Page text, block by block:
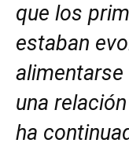
que los
estaban
una
ha